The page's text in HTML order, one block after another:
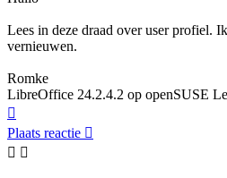
Lees in deze draad over user profiel.
vernieuwen.
Romke
LibreOffice 24.2.4.2 op openSUSE
Plaats reactie